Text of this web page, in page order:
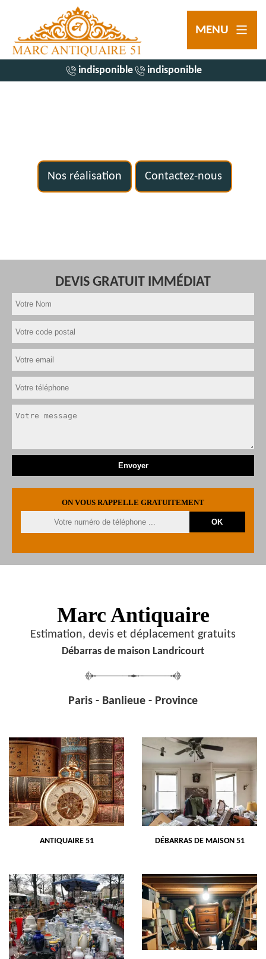
MENU
indisponible indisponible
Nos réalisation Contactez-nous
DEVIS GRATUIT IMMÉDIAT
ON VOUS RAPPELLE GRATUITEMENT
Marc Antiquaire
Estimation, devis et déplacement gratuits
Débarras de maison Landricourt
Paris - Banlieue - Province
ANTIQUAIRE 51 DÉBARRAS DE MAISON 51